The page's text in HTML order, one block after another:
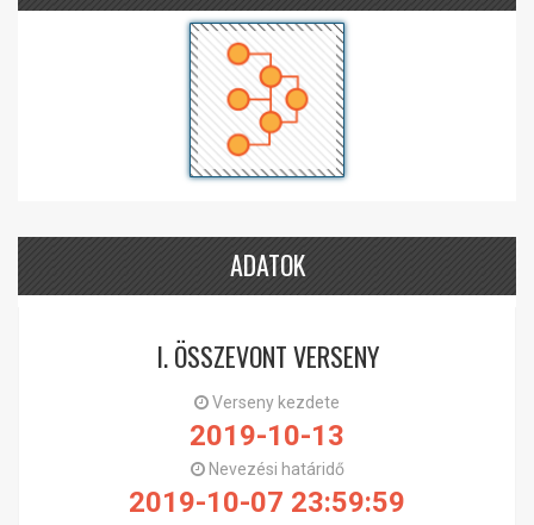
ADATOK
I. ÖSSZEVONT VERSENY
Verseny kezdete
2019-10-13
Nevezési határidő
2019-10-07 23:59:59